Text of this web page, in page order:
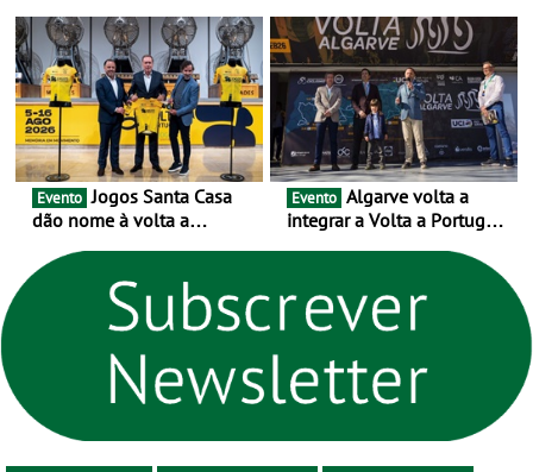
as 17 equipas de 2026
novo ciclo rumo ao
centenário
Evento Jogos Santa Casa
dão nome à volta a
um novo ciclo da prova
rumo ao centenário - Volta
a Portugal em Bicicleta
estará na estrada entre 5 e
16 de agosto
Evento
integrar a Volta a Portugal